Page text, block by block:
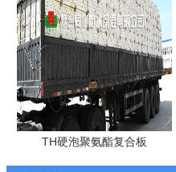
TH硬泡聚氨酯复合板